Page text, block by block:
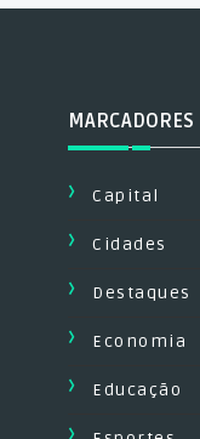
MARCADORES
Capital
Cidades
Destaques
Economia
Educação